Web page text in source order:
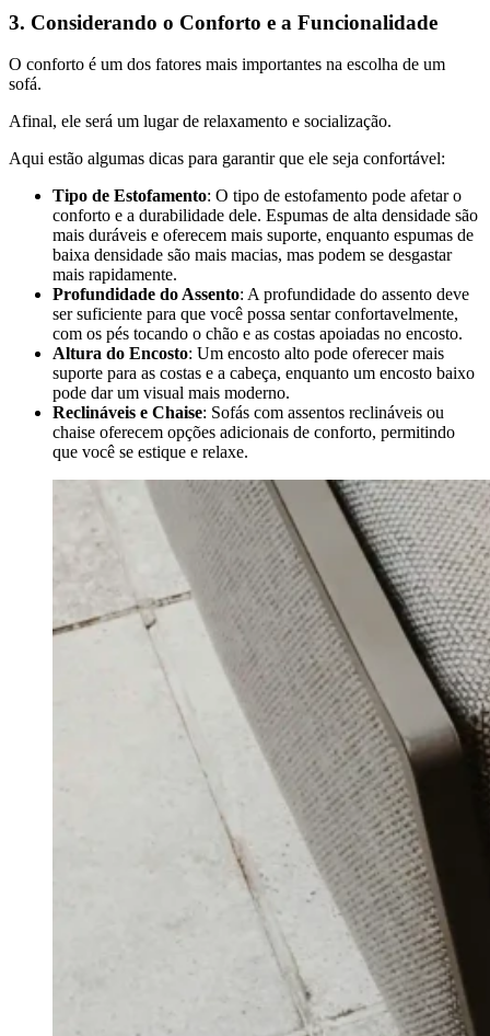
3. Considerando o Conforto e a Funcionalidade
O conforto é um dos fatores mais importantes na escolha de um
sofá.
Afinal, ele será um lugar de relaxamento e socialização.
Aqui estão algumas dicas para garantir que ele seja confortável:
Tipo de Estofamento: O tipo de estofamento pode afetar o
conforto e a durabilidade dele. Espumas de alta densidade são
mais duráveis e oferecem mais suporte, enquanto espumas de
baixa densidade são mais macias, mas podem se desgastar
mais rapidamente.
Profundidade do Assento: A profundidade do assento deve
ser suficiente para que você possa sentar confortavelmente,
com os pés tocando o chão e as costas apoiadas no encosto.
Altura do Encosto: Um encosto alto pode oferecer mais
suporte para as costas e a cabeça, enquanto um encosto baixo
pode dar um visual mais moderno.
Reclináveis e Chaise: Sofás com assentos reclináveis ou
chaise oferecem opções adicionais de conforto, permitindo
que você se estique e relaxe.